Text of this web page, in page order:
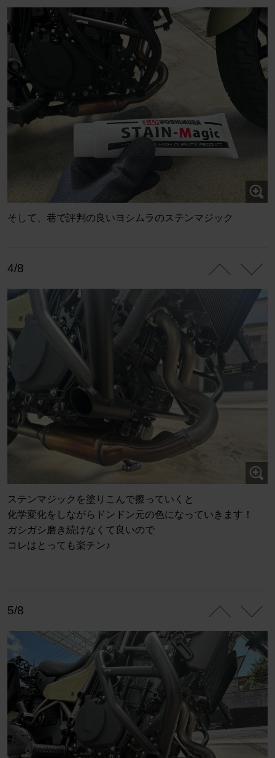
そして、巷で評判の良いヨシムラのステンマジック
4/8
ステンマジックを塗りこんで擦っていくと
化学変化をしながらドンドン元の色になっていきます！
ガシガシ磨き続けなくて良いので
コレはとっても楽チン♪
5/8